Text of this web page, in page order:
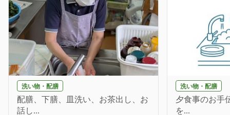
洗い物・配膳
配膳、下膳、皿洗い、お茶出し、お
話し...
洗い物・配膳
夕食事のお手
を...